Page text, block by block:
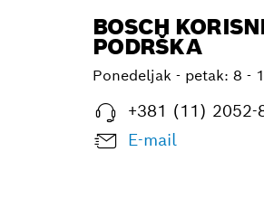
BOSCH
PODRŠKA
Ponedeljak - petak: 8 -
+381 (11) 2052-
E-mail